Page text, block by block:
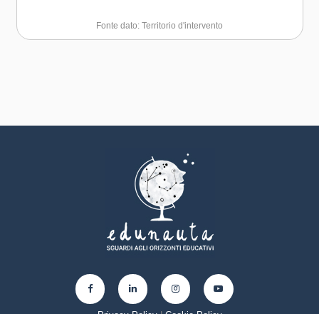
comuni e del paesaggio diventa pratica educativa
quotidiana, rafforzata dall’uso di materiali sostenibili,
Fonte dato: Territorio d'intervento